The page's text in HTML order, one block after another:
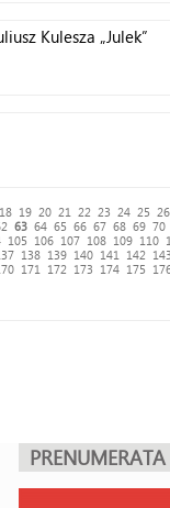
Kulesza „Julek”
18 19 20 21 22 23 24 25
26
63 64 65 66 67 68 69 70
105 106 107 108 109 110
138 139 140 141 142
171 172 173 174 175
PRENUMERATA